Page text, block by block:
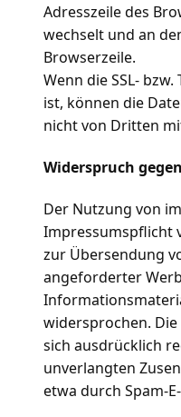
Adresszeile des
wechselt und an
Browserzeile.
Wenn die SSL-
ist, können die
nicht von Dritten
Widerspruch
Der Nutzung von
Impressumspflicht
zur Übersendung
angeforderter
widersprochen.
sich ausdrücklich
unverlangten
etwa durch Spam-